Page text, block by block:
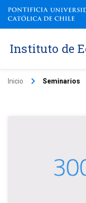
Instituto de
Inicio keyboard_arrow_right Seminarios